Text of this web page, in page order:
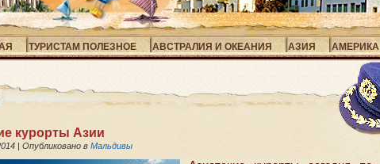
ТУРИСТАМ ПОЛЕЗНОЕ АВСТРАЛИЯ И ОКЕАНИЯ АЗИЯ АМЕРИКА
курорты Азии
| Опубликовано в Мальдивы